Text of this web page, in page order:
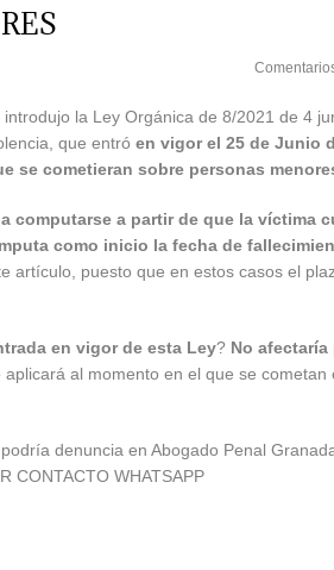
introdujo la Ley Orgánica de 8/2021 de 4
que entró en vigor el 25 de Junio
se cometieran sobre personas
computarse a partir de que la víctima
como inicio la fecha de
artículo, puesto que en estos casos el
en vigor de esta Ley? No afectaría
al momento en el que se cometan
denuncia en Abogado Penal
CONTACTO WHATSAPP